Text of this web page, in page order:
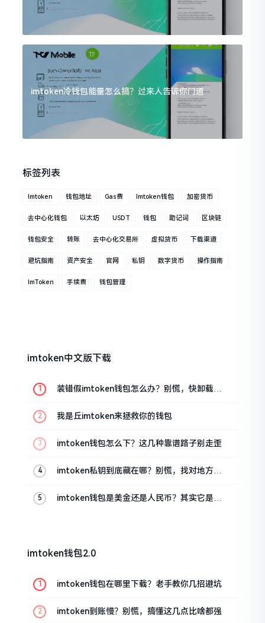
imtoken冷钱包能量怎么搞？过来人告诉你门道
标签列表
Imtoken 钱包地址 Gas费 Imtoken钱包 加密货币
去中心化钱包 以太坊 USDT 钱包 助记词 区块链
钱包安全 转账 去中心化交易所 虚拟货币 下载渠道
避坑指南 资产安全 官网 私钥 数字货币 操作指南
ImToken 手续费 钱包管理
imtoken中文版下载
装错假imtoken钱包怎么办？别慌，快卸载，
我是丘imtoken来拯救你的钱包
imtoken钱包怎么下？这几种靠谱路子别走歪
imtoken私钥到底藏在哪？别慌，找对地方才
imtoken钱包是美金还是人民币？其实它是个
imtoken钱包2.0
imtoken钱包在哪里下载？老手教你几招避坑
imtoken到账慢？别慌，搞懂这几点比啥都强